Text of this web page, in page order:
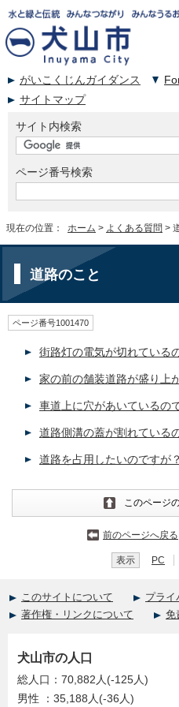
がいこくじんガイダンス
サイトマップ
サイト内検索
ページ番号検索
現在の位置： ホーム > よくある質問 >
道路のこと
ページ番号1001470
街路灯の電気が切れている
家の前の舗装道路が盛り上
車道上に穴があいているの
道路側溝の蓋が割れている
道路を占用したいのですが？
このページ
前のページへ戻る
表示 PC
このサイトについて
プライ
著作権・リンクについて
免
犬山市の人口
総人口：70,882人(-125人)
男性 ：35,188人(-36人)